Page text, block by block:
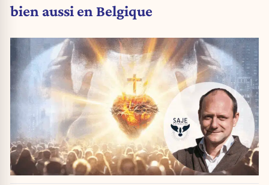
bien aussi en Belgique